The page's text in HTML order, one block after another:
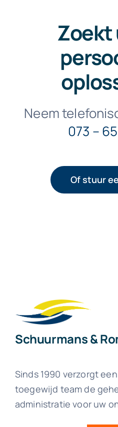
Zoekt
Neem
073 –
Of stuur
Schuurmans &
Sinds 1990 verzorgt
toegewijd team de
administratie voor uw